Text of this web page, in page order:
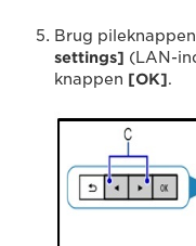
Brug
settings] (LAN-
knappen [OK].